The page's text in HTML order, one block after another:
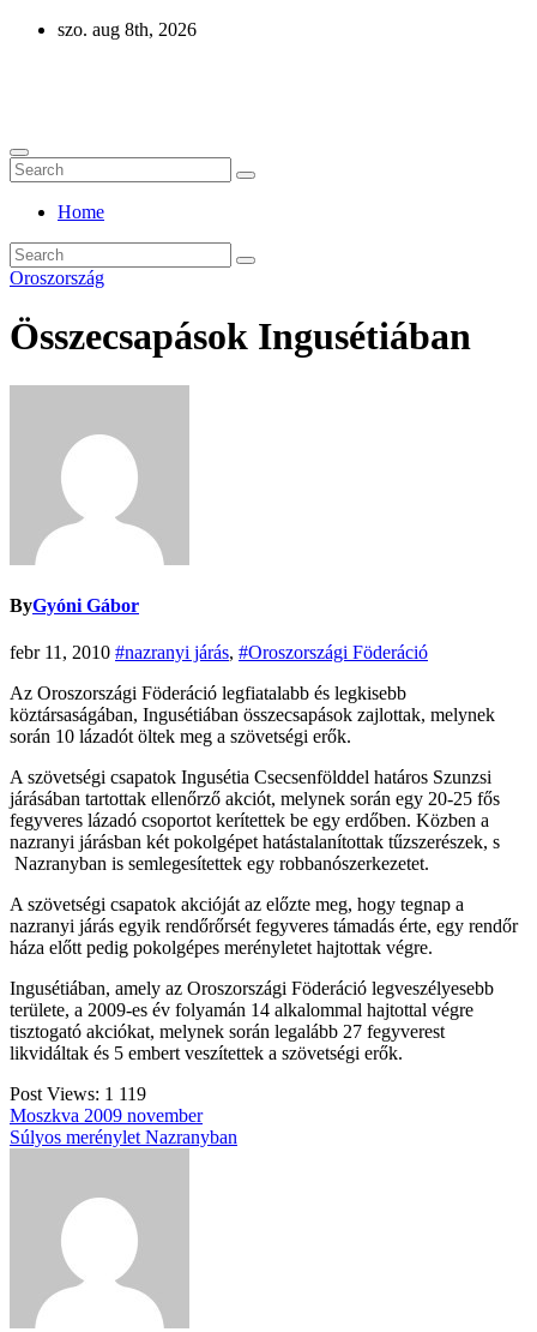
Skip
szo. aug 8th, 2026
Home
Oroszország
Összecsapások Ingusétiában
ByGyóni Gábor
febr 11, 2010 #nazranyi járás, #Oroszországi Föderáció
Az Oroszországi Föderáció legfiatalabb és legkisebb
köztársaságában, Ingusétiában összecsapások zajlottak, melynek
során 10 lázadót öltek meg a szövetségi erők.
A szövetségi csapatok Ingusétia Csecsenfölddel határos Szunzsi
járásában tartottak ellenőrző akciót, melynek során egy 20-25 fős
fegyveres lázadó csoportot kerítettek be egy erdőben. Közben a
nazranyi járásban két pokolgépet hatástalanítottak tűzszerészek, s
Nazranyban is semlegesítettek egy robbanószerkezetet.
A szövetségi csapatok akcióját az előzte meg, hogy tegnap a
nazranyi járás egyik rendőrőrsét fegyveres támadás érte, egy rendőr
háza előtt pedig pokolgépes merényletet hajtottak végre.
Ingusétiában, amely az Oroszországi Föderáció legveszélyesebb
területe, a 2009-es év folyamán 14 alkalommal hajtottal végre
tisztogató akciókat, melynek során legalább 27 fegyverest
likvidáltak és 5 embert veszítettek a szövetségi erők.
Post Views: 1 119
Bejegyzés
navigáció
Moszkva 2009 november
Súlyos merénylet Nazranyban